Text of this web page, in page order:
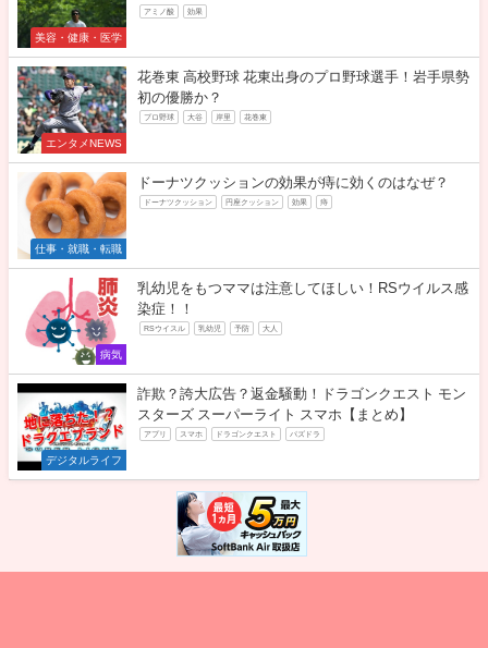
美容・健康・医学
アミノ酸 効果
エンタメNEWS
花巻東 高校野球 花東出身のプロ野球選手！岩手県勢
初の優勝か？
プロ野球 大谷 岸里 花巻東
仕事・就職・転職
ドーナツクッションの効果が痔に効くのはなぜ？
ドーナツクッション 円座クッション 効果 痔
病気
乳幼児をもつママは注意してほしい！RSウイルス感
染症！！
RSウイスル 乳幼児 予防 大人
デジタルライフ
詐欺？誇大広告？返金騒動！ドラゴンクエスト モン
スターズ スーパーライト スマホ【まとめ】
アプリ スマホ ドラゴンクエスト パズドラ